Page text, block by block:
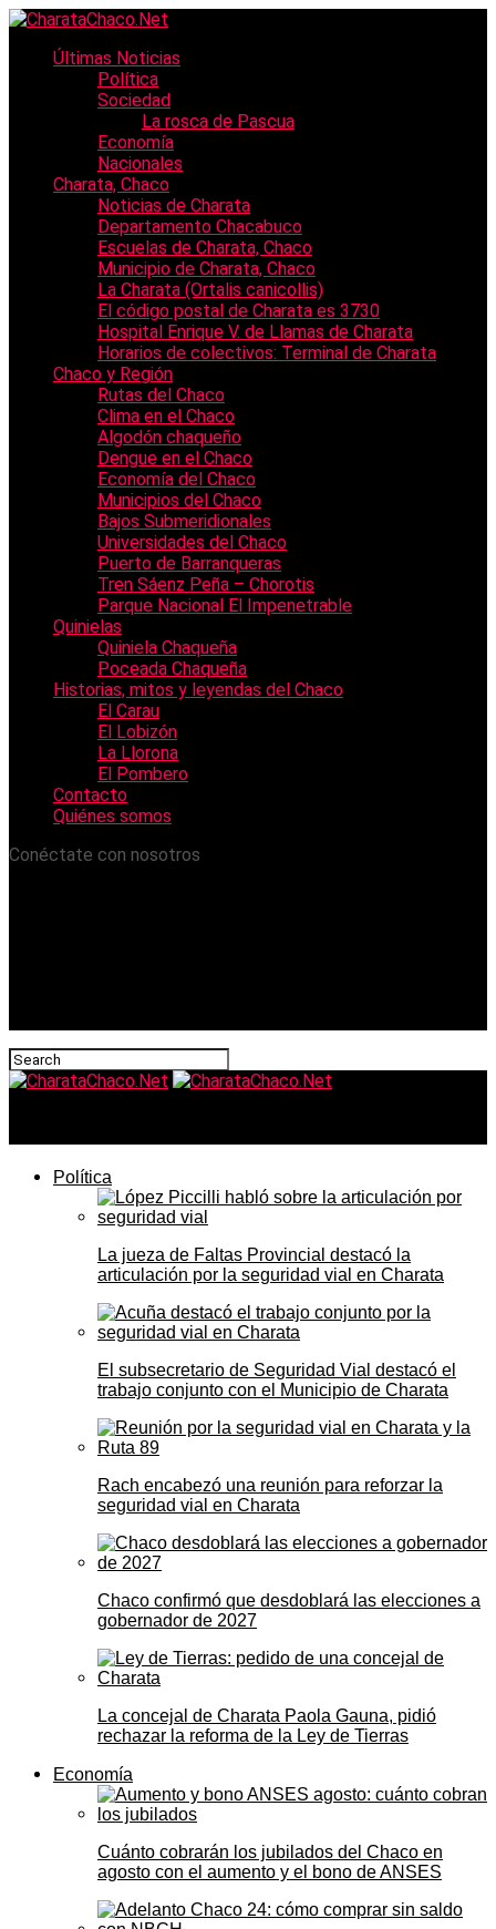
Últimas Noticias
Política
Sociedad
La rosca de Pascua
Economía
Nacionales
Charata, Chaco
Noticias de Charata
Departamento Chacabuco
Escuelas de Charata, Chaco
Municipio de Charata, Chaco
La Charata (Ortalis canicollis)
El código postal de Charata es 3730
Hospital Enrique V. de Llamas de Charata
Horarios de colectivos: Terminal de Charata
Chaco y Región
Rutas del Chaco
Clima en el Chaco
Algodón chaqueño
Dengue en el Chaco
Economía del Chaco
Municipios del Chaco
Bajos Submeridionales
Universidades del Chaco
Puerto de Barranqueras
Tren Sáenz Peña – Chorotis
Parque Nacional El Impenetrable
Quinielas
Quiniela Chaqueña
Poceada Chaqueña
Historias, mitos y leyendas del Chaco
El Carau
El Lobizón
La Llorona
El Pombero
Contacto
Quiénes somos
Conéctate con nosotros
Política
La jueza de Faltas Provincial destacó la
articulación por la seguridad vial en Charata
El subsecretario de Seguridad Vial destacó el
trabajo conjunto con el Municipio de Charata
Rach encabezó una reunión para reforzar la
seguridad vial en Charata
Chaco confirmó que desdoblará las elecciones a
gobernador de 2027
La concejal de Charata Paola Gauna, pidió
rechazar la reforma de la Ley de Tierras
Economía
Cuánto cobrarán los jubilados del Chaco en
agosto con el aumento y el bono de ANSES